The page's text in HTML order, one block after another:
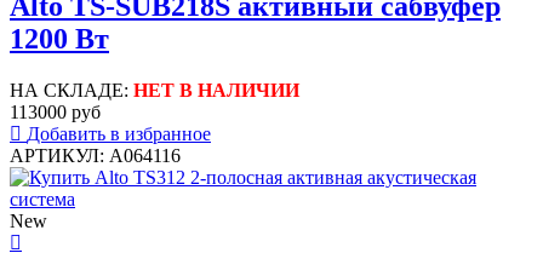
1200 Вт
НА СКЛАДЕ: НЕТ В НАЛИЧИИ
113000 руб
Добавить в избранное
АРТИКУЛ: A064116
New